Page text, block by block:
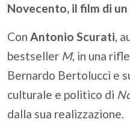
Novecento, il film di
Con Antonio Scurati,
bestseller M, in una
Bernardo Bertolucci e
culturale e politico di
dalla sua realizzazione.